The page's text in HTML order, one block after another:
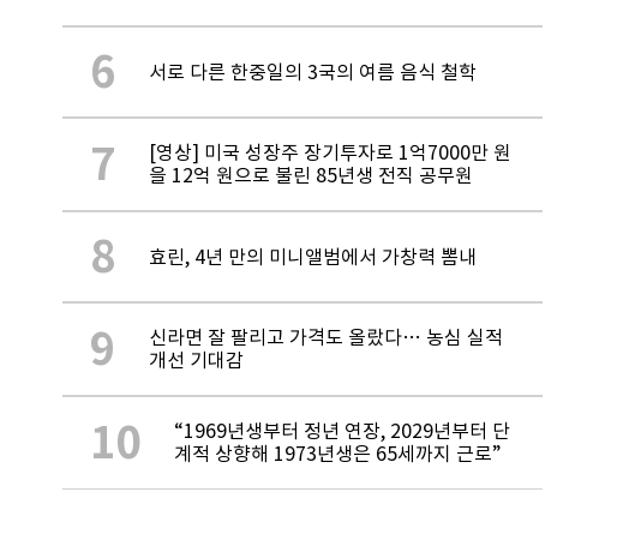
6 서로 다른 한중일의 3국의 여름 음식 철학
7
[영상] 미국 성장주 장기투자로 1억7000만 원
을 12억 원으로 불린 85년생 전직 공무원
8 효린, 4년 만의 미니앨범에서 가창력 뽐내
9
신라면 잘 팔리고 가격도 올랐다… 농심 실적
개선 기대감
10
“1969년생부터 정년 연장, 2029년부터 단
계적 상향해 1973년생은 65세까지 근로”